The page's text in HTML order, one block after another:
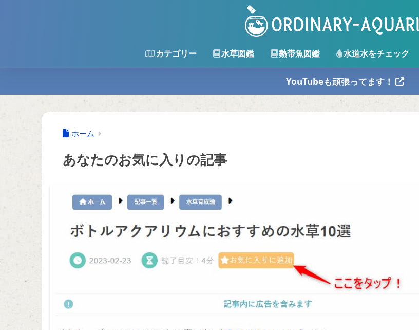
カテゴリー 水草図鑑 熱帯魚図鑑 水道水をチェック
YouTubeも頑張ってます！
ホーム
あなたのお気に入りの記事